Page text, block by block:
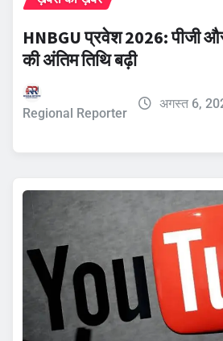
HNBGU प्रवेश 2026: पीजी
की अंतिम तिथि बढ़ी
Regional Reporter
अगस्त 6,